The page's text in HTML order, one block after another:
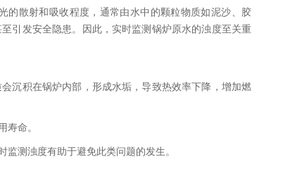
的散射和吸收程度，通常由水中的颗粒物质如泥沙、胶
引发安全隐患。因此，实时监测锅炉原水的浊度至关重
沉积在锅炉内部，形成水垢，导致热效率下降，增加燃
寿命。
测浊度有助于避免此类问题的发生。